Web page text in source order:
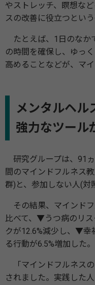
やストレッチ、瞑想な
スの改善に役立つとい
たとえば、1日のなか
の時間を確保し、ゆっ
高めることなどが、マ
メンタルヘル
強力なツール
研究グループは、91
間のマインドフルネス
群)と、参加しない人(対
その結果、マインド
比べて、▼うつ病のリ
クが12.6%減少し、▼
る行動が6.5%増加した。
「マインドフルネス
されました。実践した